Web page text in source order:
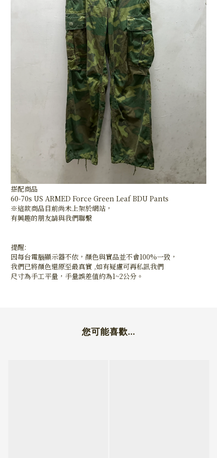
搭配商品
60-70s US ARMED Force Green Leaf BDU Pants
※這款商品目前尚未上架於網站，
有興趣的朋友請與我們聯繫
提醒:
因每台電腦顯示器不依，顏色與實品並不會100%一致，
我們已將顏色還原至最真實 ,如有疑慮可再私訊我們
尺寸為手工平量，手量誤差值約為1~2公分。
您可能喜歡...